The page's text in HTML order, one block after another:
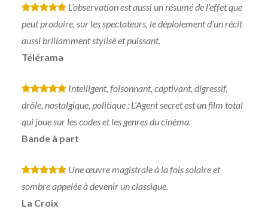
* * * * *L’observation est aussi un résumé de l’effet que
peut produire, sur les spectateurs, le déploiement d’un récit
aussi brillamment stylisé et puissant.
Télérama
* * * * *Intelligent, foisonnant, captivant, digressif,
drôle, nostalgique, politique : L’Agent secret est un film total
qui joue sur les codes et les genres du cinéma.
Bande à part
* * * * *Une œuvre magistrale à la fois solaire et
sombre appelée à devenir un classique.
La Croix